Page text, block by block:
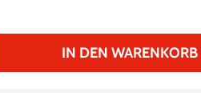
IN DEN WARENKORB